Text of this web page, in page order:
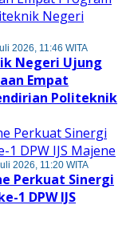
2026, 11:46 WITA
Negeri Ujung
Empat
Politeknik
2026, 11:20 WITA
Perkuat Sinergi
1 DPW IJS